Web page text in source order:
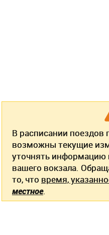
В расписании поездов
возможны текущие
уточнять информацию
вашего вокзала.
то, что время,
местное.